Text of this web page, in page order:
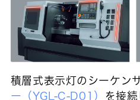
積層式表示灯のシーケン
ー（YGL-C-D01）
を接続